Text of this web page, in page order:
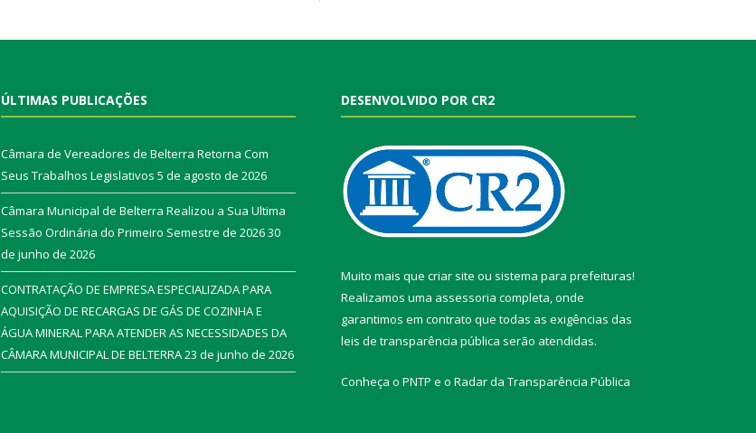
ÚLTIMAS PUBLICAÇÕES
Câmara de Vereadores de Belterra Retorna Com
Seus Trabalhos Legislativos 5 de agosto de 2026
Câmara Municipal de Belterra Realizou a Sua Ultima
Sessão Ordinária do Primeiro Semestre de 202630
de junho de 2026
CONTRATAÇÃO DE EMPRESA ESPECIALIZADA PARA
AQUISIÇÃO DE RECARGAS DE GÁS DE COZINHA E
ÁGUA MINERAL PARA ATENDER AS NECESSIDADES DA
CÂMARA MUNICIPAL DE BELTERRA23 de junho de 2026
DESENVOLVIDO POR CR2
Muito mais que criar site ou sistema para prefeituras!
Realizamos uma assessoria completa, onde
garantimos em contrato que todas as exigências das
leis de transparência pública serão atendidas.
Conheça o PNTP e o Radar da Transparência Pública